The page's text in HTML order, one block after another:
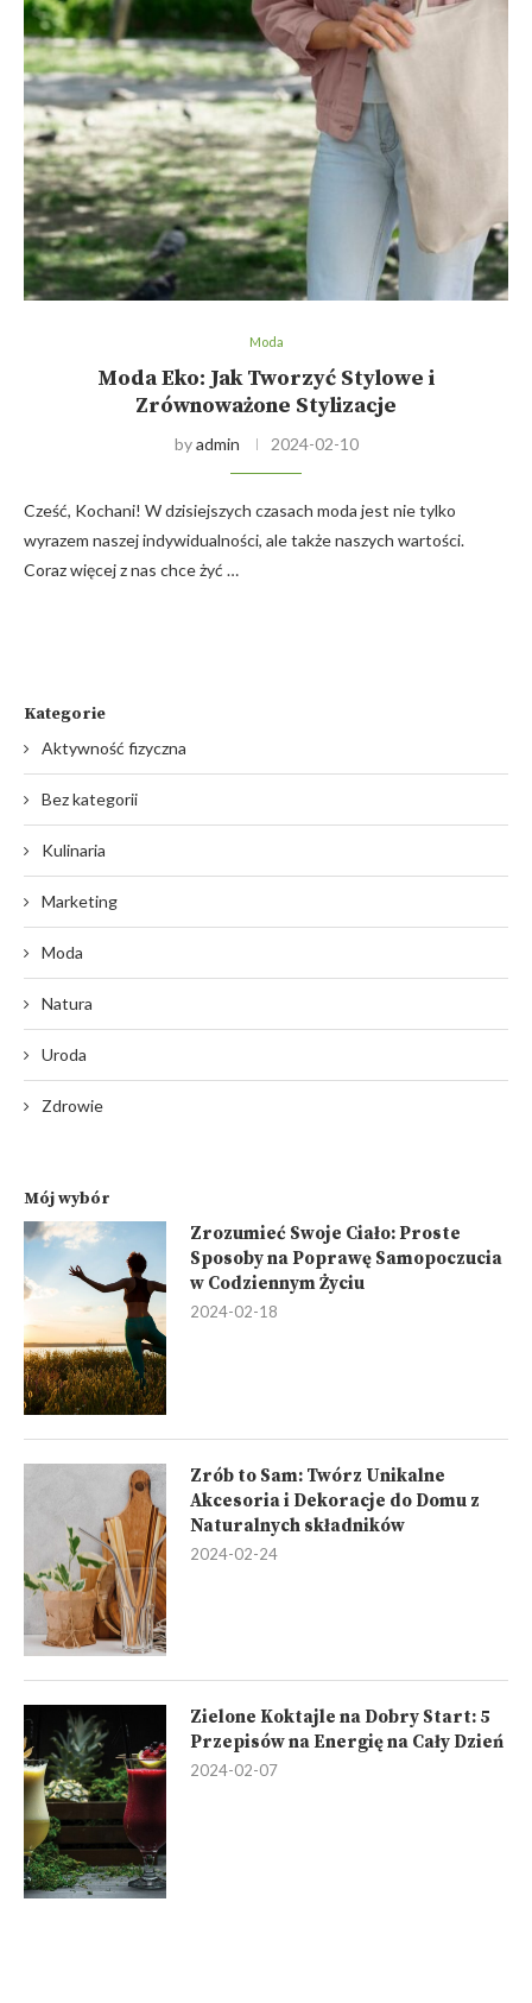
Moda
Moda Eko: Jak Tworzyć Stylowe i
Zrównoważone Stylizacje
byadmin 2024-02-10
Cześć, Kochani! W dzisiejszych czasach moda jest nie tylko
wyrazem naszej indywidualności, ale także naszych wartości.
Coraz więcej z nas chce żyć …
Kategorie
Aktywność fizyczna
Bez kategorii
Kulinaria
Marketing
Moda
Natura
Uroda
Zdrowie
Mój wybór
Zrozumieć Swoje Ciało: Proste
Sposoby na Poprawę Samopoczucia
w Codziennym Życiu
2024-02-18
Zrób to Sam: Twórz Unikalne
Akcesoria i Dekoracje do Domu z
Naturalnych składników
2024-02-24
Zielone Koktajle na Dobry Start: 5
Przepisów na Energię na Cały Dzień
2024-02-07